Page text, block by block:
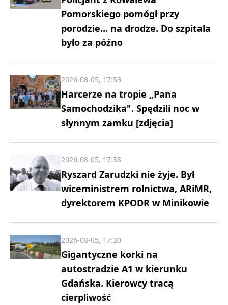
Pomorskiego pomógł przy
porodzie... na drodze. Do szpitala
było za późno
Harcerze na tropie „Pana
Samochodzika". Spędzili noc w
słynnym zamku [zdjęcia]
2026-08-05, 17:53
Ryszard Zarudzki nie żyje. Był
wiceministrem rolnictwa, ARiMR,
dyrektorem KPODR w Minikowie
2026-08-05, 17:33
Gigantyczne korki na
autostradzie A1 w kierunku
Gdańska. Kierowcy tracą
cierpliwość
2026-08-05, 17:30